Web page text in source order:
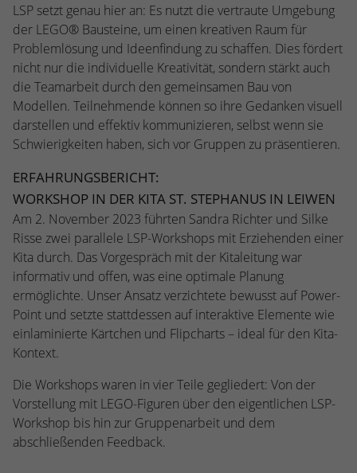
LSP setzt genau hier an: Es nutzt die vertraute Umgebung
der LEGO® Bausteine, um einen kreativen Raum für
Problemlösung und Ideenfindung zu schaffen. Dies fördert
nicht nur die individuelle Kreativität, sondern stärkt auch
die Teamarbeit durch den gemeinsamen Bau von
Modellen. Teilnehmende können so ihre Gedanken visuell
darstellen und effektiv kommunizieren, selbst wenn sie
Schwierigkeiten haben, sich vor Gruppen zu präsentieren.
ERFAHRUNGSBERICHT:
WORKSHOP IN DER KITA ST. STEPHANUS IN LEIWEN
Am 2. November 2023 führten Sandra Richter und Silke
Risse zwei parallele LSP-Workshops mit Erziehenden einer
Kita durch. Das Vorgespräch mit der Kitaleitung war
informativ und offen, was eine optimale Planung
ermöglichte. Unser Ansatz verzichtete bewusst auf Power-
Point und setzte stattdessen auf interaktive Elemente wie
einlaminierte Kärtchen und Flipcharts – ideal für den Kita-
Kontext.
Die Workshops waren in vier Teile gegliedert: Von der
Vorstellung mit LEGO-Figuren über den eigentlichen LSP-
Workshop bis hin zur Gruppenarbeit und dem
abschließenden Feedback.
identifizieren.
Name _gid
Anbieter Google Analytics
Laufzeit 1 Tag
Zweck
installiert. Das Cookie wird verwendet, um
Informationen darüber zu speichern, wie
Besucher eine Website nutzen, und hilft
bei der Erstellung eines Analyseberichts
darüber, wie es der Website geht. Die
erhobenen Daten umfassen die Anzahl der
Besucher, die Quelle, aus der sie
stammen, und die Seiten in anonymisierter
Form.
Anbieter Google Analytics
Laufzeit 1 Minute